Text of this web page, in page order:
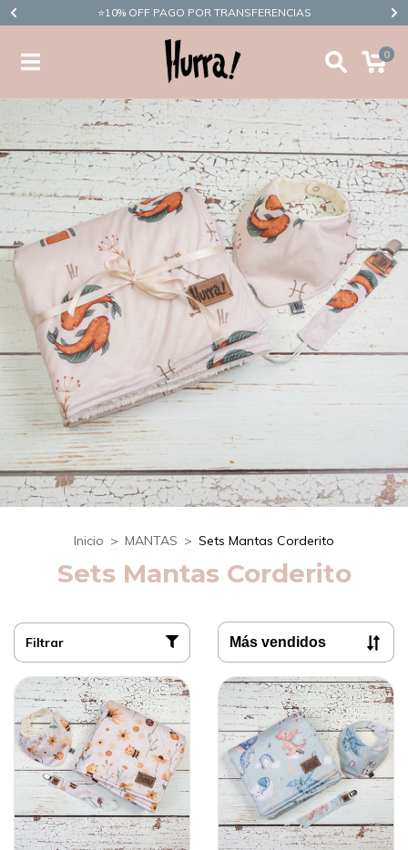
​⭐10% OFF PAGO POR TRANSFERENCIAS
0
Inicio > MANTAS > Sets Mantas Corderito
Sets Mantas Corderito
Filtrar